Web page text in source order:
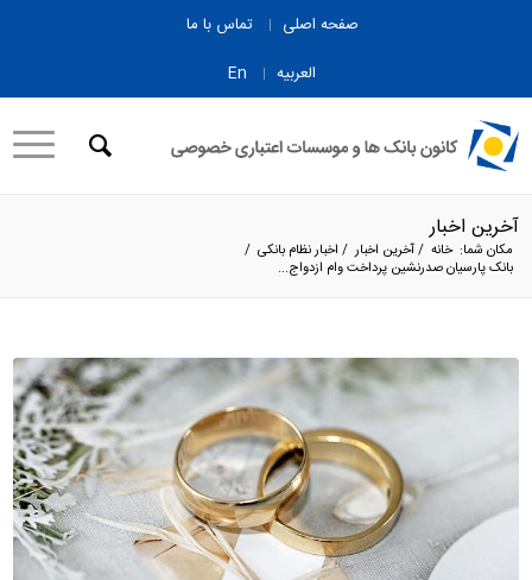
صفحه اصلی
تماس با ما
العربیه
En
آخرین اخبار
مکان شما: خانه /آخرین اخبار / اخبار نظام بانکی /
بانک پارسیان صدرنشین پرداخت وام ازدواج...